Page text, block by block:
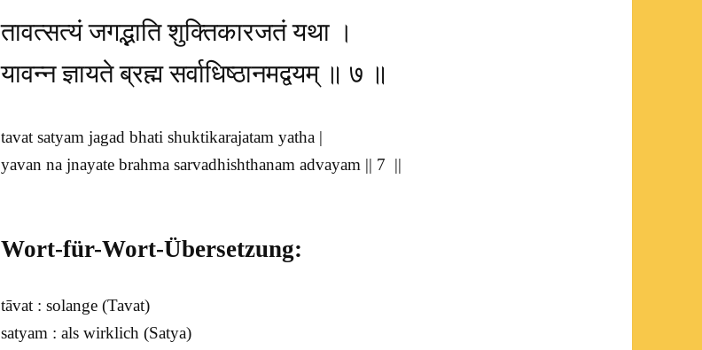
तावत्सत्यं जगद्भाति शुक्तिकारजतं यथा ।
यावन्न ज्ञायते ब्रह्म सर्वाधिष्ठानमद्वयम् ॥ ७ ॥
tavat satyam jagad bhati shuktikarajatam yatha |
yavan na jnayate brahma sarvadhishthanam advayam || 7 ||
Wort-für-Wort-Übersetzung:
tāvat : solange (Tavat)
satyam : als wirklich (Satya)